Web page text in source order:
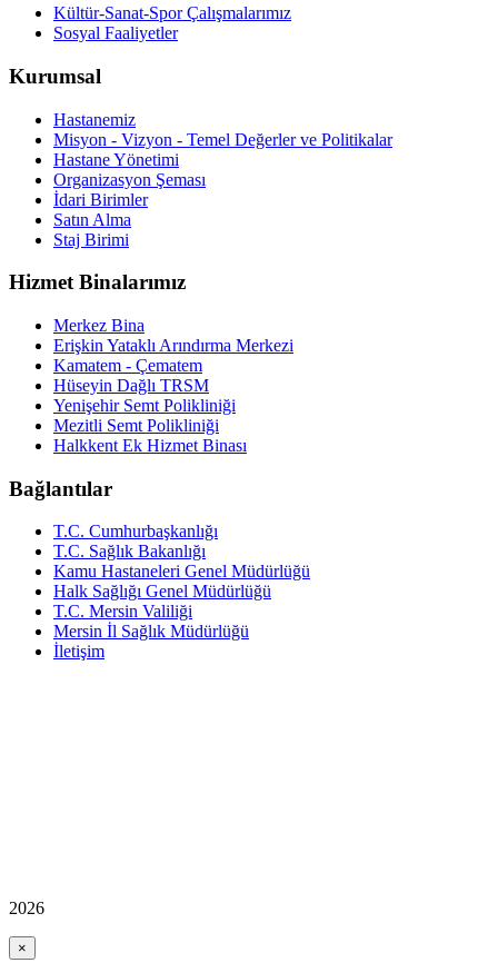
Kültür-Sanat-Spor Çalışmalarımız
Sosyal Faaliyetler
Kurumsal
Hastanemiz
Misyon - Vizyon - Temel Değerler ve Politikalar
Hastane Yönetimi
Organizasyon Şeması
İdari Birimler
Satın Alma
Staj Birimi
Hizmet Binalarımız
Merkez Bina
Erişkin Yataklı Arındırma Merkezi
Kamatem - Çematem
Hüseyin Dağlı TRSM
Yenişehir Semt Polikliniği
Mezitli Semt Polikliniği
Halkkent Ek Hizmet Binası
Bağlantılar
T.C. Cumhurbaşkanlığı
T.C. Sağlık Bakanlığı
Kamu Hastaneleri Genel Müdürlüğü
Halk Sağlığı Genel Müdürlüğü
T.C. Mersin Valiliği
Mersin İl Sağlık Müdürlüğü
İletişim
2026
×